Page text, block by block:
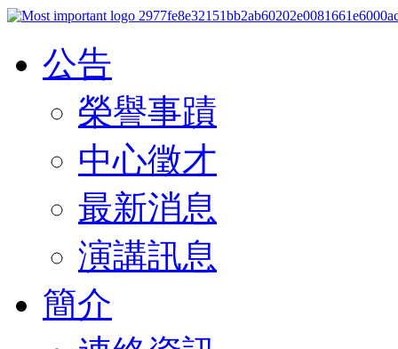
公告
榮譽事蹟
中心徵才
最新消息
演講訊息
簡介